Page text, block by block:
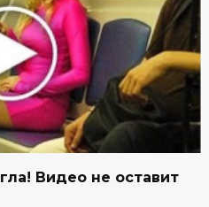
Видео не оставит